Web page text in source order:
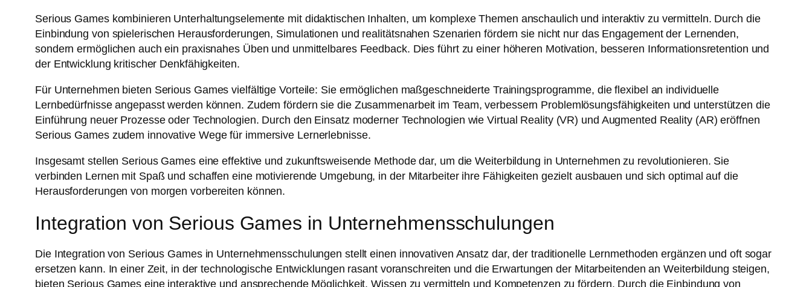
Serious Games kombinieren Unterhaltungselemente mit didaktischen Inhalten, um komplexe Themen anschaulich und interaktiv zu vermitteln. Durch die
Einbindung von spielerischen Herausforderungen, Simulationen und realitätsnahen Szenarien fördern sie nicht nur das Engagement der Lernenden,
sondern ermöglichen auch ein praxisnahes Üben und unmittelbares Feedback. Dies führt zu einer höheren Motivation, besseren Informationsretention und
der Entwicklung kritischer Denkfähigkeiten.
Für Unternehmen bieten Serious Games vielfältige Vorteile: Sie ermöglichen maßgeschneiderte Trainingsprogramme, die flexibel an individuelle
Lernbedürfnisse angepasst werden können. Zudem fördern sie die Zusammenarbeit im Team, verbessern Problemlösungsfähigkeiten und unterstützen die
Einführung neuer Prozesse oder Technologien. Durch den Einsatz moderner Technologien wie Virtual Reality (VR) und Augmented Reality (AR) eröffnen
Serious Games zudem innovative Wege für immersive Lernerlebnisse.
Insgesamt stellen Serious Games eine effektive und zukunftsweisende Methode dar, um die Weiterbildung in Unternehmen zu revolutionieren. Sie
verbinden Lernen mit Spaß und schaffen eine motivierende Umgebung, in der Mitarbeiter ihre Fähigkeiten gezielt ausbauen und sich optimal auf die
Herausforderungen von morgen vorbereiten können.
Integration von Serious Games in Unternehmensschulungen
Die Integration von Serious Games in Unternehmensschulungen stellt einen innovativen Ansatz dar, der traditionelle Lernmethoden ergänzen und oft sogar
ersetzen kann. In einer Zeit, in der technologische Entwicklungen rasant voranschreiten und die Erwartungen der Mitarbeitenden an Weiterbildung steigen,
bieten Serious Games eine interaktive und ansprechende Möglichkeit, Wissen zu vermitteln und Kompetenzen zu fördern. Durch die Einbindung von